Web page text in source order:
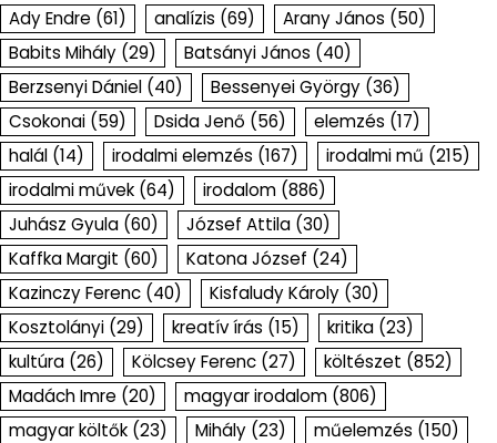
Ady Endre (61) analízis (69) Arany János (50)
Babits Mihály (29) Batsányi János (40)
Berzsenyi Dániel (40) Bessenyei György (36)
Csokonai (59) Dsida Jenő (56) elemzés (17)
halál (14) irodalmi elemzés (167) irodalmi mű (215)
irodalmi művek (64) irodalom (886)
Juhász Gyula (60) József Attila (30)
Kaffka Margit (60) Katona József (24)
Kazinczy Ferenc (40) Kisfaludy Károly (30)
Kosztolányi (29) kreatív írás (15) kritika (23)
kultúra (26) Kölcsey Ferenc (27) költészet (852)
Madách Imre (20) magyar irodalom (806)
magyar költők (23) Mihály (23) műelemzés (150)